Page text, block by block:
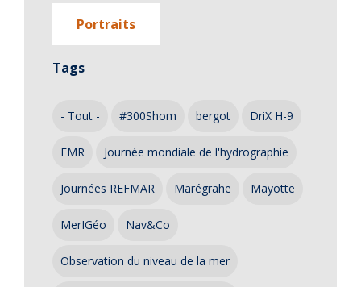
Portraits
Tags
- Tout - #300Shom bergot DriX H-9
EMR Journée mondiale de l'hydrographie
Journées REFMAR Marégrahe Mayotte
MerIGéo Nav&Co
Observation du niveau de la mer